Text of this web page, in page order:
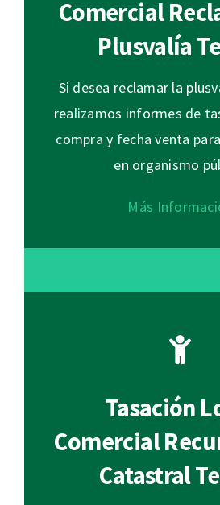
Comercial
Plusvalía
Si desea reclamar la
realizamos informes de
compra y fecha venta
en organismo
Más
Tasación
Comercial
Catastral